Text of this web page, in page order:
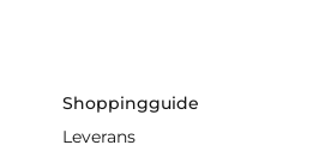
Shoppingguide
Leverans